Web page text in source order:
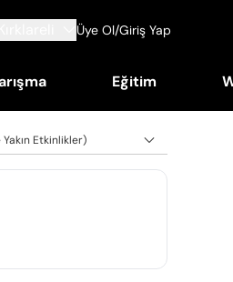
Üye Ol/Giriş Yap
Eğitim
Etkinlikler)